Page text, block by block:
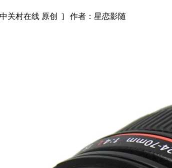
关村在线 原创 ] 作者：星恋影随